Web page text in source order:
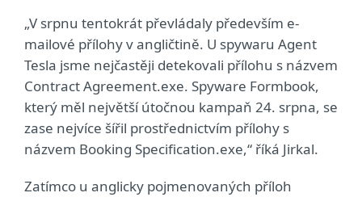
„V srpnu tentokrát převládaly především e-
mailové přílohy v angličtině. U spywaru Agent
Tesla jsme nejčastěji detekovali přílohu s názvem
Contract Agreement.exe. Spyware Formbook,
který měl největší útočnou kampaň 24. srpna, se
zase nejvíce šířil prostřednictvím přílohy s
názvem Booking Specification.exe,“ říká Jirkal.
Zatímco u anglicky pojmenovaných příloh